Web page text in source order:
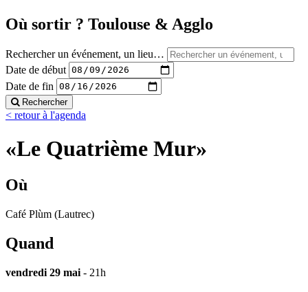
Où sortir ? Toulouse & Agglo
Rechercher un événement, un lieu…
Date de début
Date de fin
Rechercher
< retour à l'agenda
«Le Quatrième Mur»
Où
Café Plùm (Lautrec)
Quand
vendredi 29 mai - 21h